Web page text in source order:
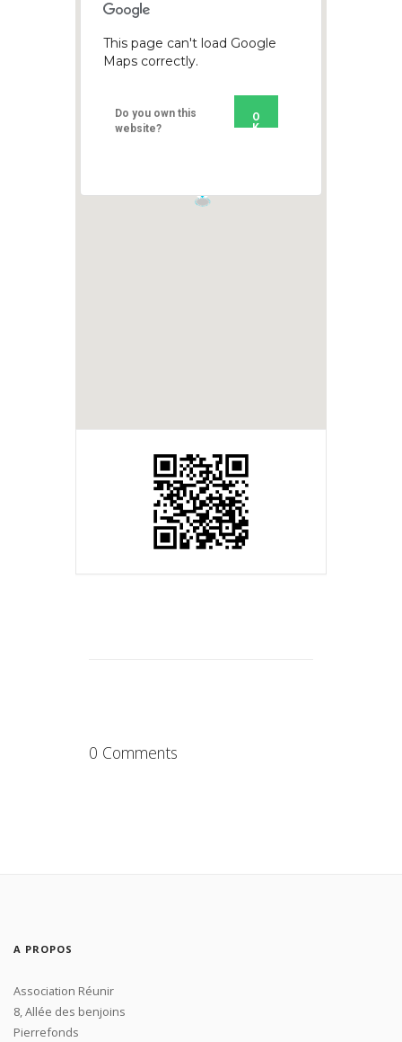
This page can't load Google
Maps correctly.
Do you own this
website?
O
K
0 Comments
A PROPOS
Association Réunir
8, Allée des benjoins
Pierrefonds